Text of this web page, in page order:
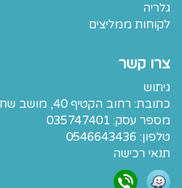
גלריה
לקוחות ממליצים
צרו קשר
גיתוש
כתובת: רחוב הקטיף 40, מושב שחר 7933500
מספר עסק: 035747401
טלפון: 0546643436
תנאי רכישה